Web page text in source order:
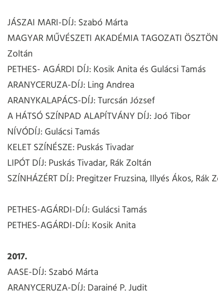
JÁSZAI MARI-DÍJ: Szabó Márta
MAGYAR MŰVÉSZETI AKADÉMIA TAGOZATI
Zoltán
PETHES- AGÁRDI DÍJ: Kosik Anita és Gulácsi Tamás
ARANYCERUZA-DÍJ: Ling Andrea
ARANYKALAPÁCS-DÍJ: Turcsán József
A HÁTSÓ SZÍNPAD ALAPÍTVÁNY DÍJ: Joó Tibor
NÍVÓDÍJ: Gulácsi Tamás
KELET SZÍNÉSZE: Puskás Tivadar
LIPÓT DÍJ: Puskás Tivadar, Rák Zoltán
SZÍNHÁZÉRT DÍJ: Pregitzer Fruzsina, Illyés Ákos, Rák
PETHES-AGÁRDI-DÍJ: Gulácsi Tamás
PETHES-AGÁRDI-DÍJ: Kosik Anita
2017.
AASE-DÍJ: Szabó Márta